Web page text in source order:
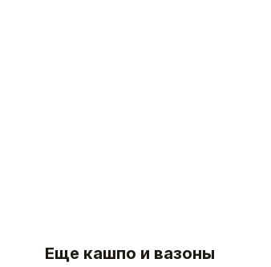
Еще кашпо и вазоны